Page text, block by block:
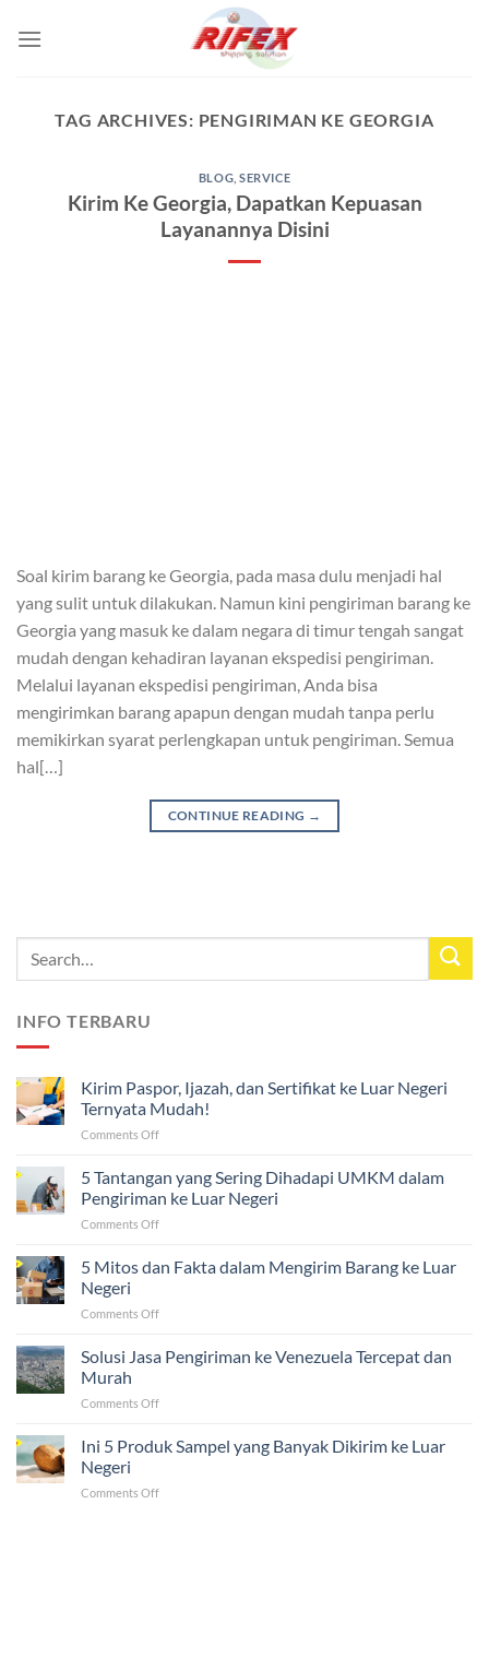
TAG ARCHIVES: PENGIRIMAN KE GEORGIA
BLOG ,SERVICE
Kirim Ke Georgia, Dapatkan Kepuasan
Layanannya Disini
Soal kirim barang ke Georgia, pada masa dulu menjadi hal
yang sulit untuk dilakukan. Namun kini pengiriman barang ke
Georgia yang masuk ke dalam negara di timur tengah sangat
mudah dengan kehadiran layanan ekspedisi pengiriman.
Melalui layanan ekspedisi pengiriman, Anda bisa
mengirimkan barang apapun dengan mudah tanpa perlu
memikirkan syarat perlengkapan untuk pengiriman. Semua
hal[…]
CONTINUE READING →
INFO TERBARU
Kirim Paspor, Ijazah, dan Sertifikat ke Luar Negeri
Ternyata Mudah!
Comments Offon
Ijazah,
dan
Sertifikat
Luar
5 Tantangan yang Sering Dihadapi UMKM dalam
Pengiriman ke Luar Negeri
Comments Offon
Tantangan
Dihadapi
dalam
5 Mitos dan Fakta dalam Mengirim Barang ke Luar
Negeri
Comments Offon
Mitos
dalam
Barang
Solusi Jasa Pengiriman ke Venezuela Tercepat dan
Murah
Comments Offon
Jasa
Pengiriman
Venezuela
Ini 5 Produk Sampel yang Banyak Dikirim ke Luar
Negeri
Comments Offon